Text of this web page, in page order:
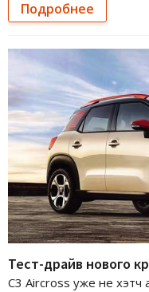
Подробнее
Тест-драйв нового
C3 Aircross уже не хэтч